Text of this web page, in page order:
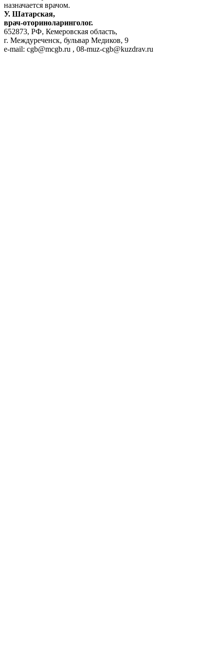
назначается врачом.
У. Шатарская,
врач-оториноларинголог.
652873, РФ, Кемеровская область,
г. Междуреченск, бульвар Медиков, 9
e-mail: cgb@mcgb.ru , 08-muz-cgb@kuzdrav.ru